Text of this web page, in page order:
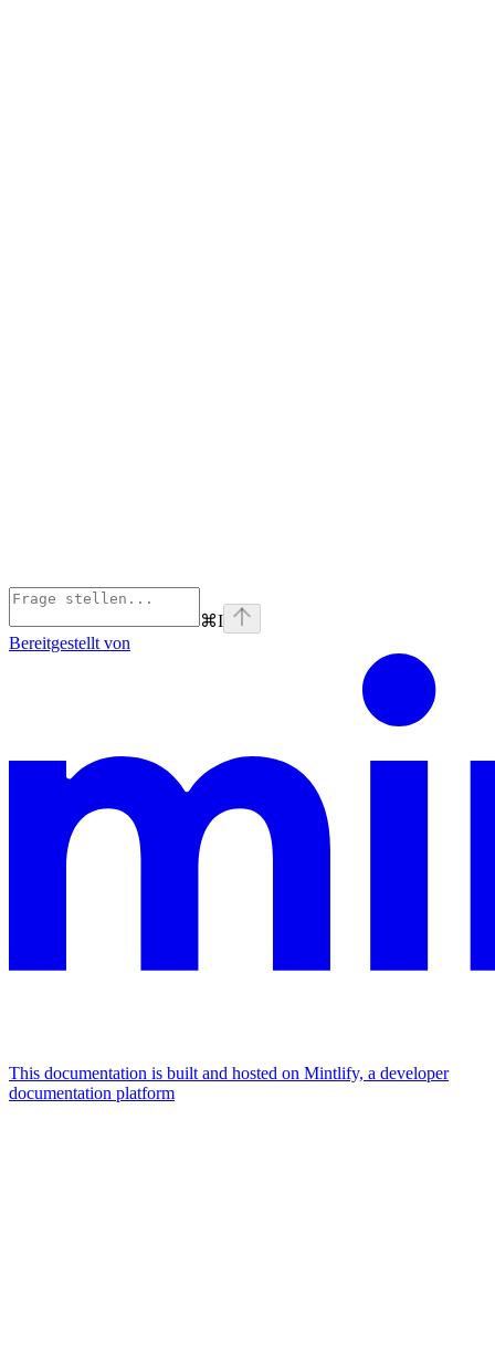
⌘I
Bereitgestellt von
This documentation is built and hosted on Mintlify, a developer
documentation platform